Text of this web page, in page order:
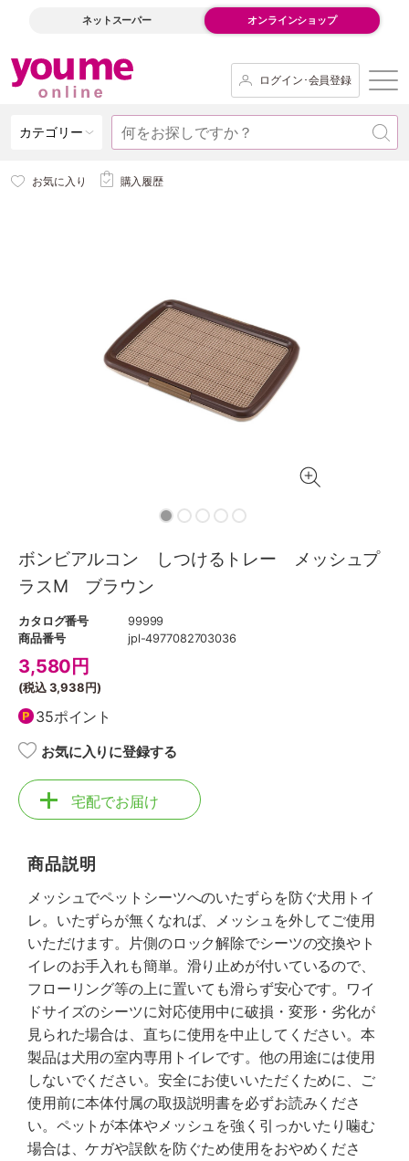
ネットスーパー オンラインショップ
ログイン･会員登録
カテゴリー
お気に入り 購入履歴
ボンビアルコン しつけるトレー メッシュプ
ラスM ブラウン
カタログ番号
99999
商品番号
jpl-4977082703036
3,580 円
(税込3,938円)
35ポイント
お気に入りに登録する
宅配でお届け
商品説明
メッシュでペットシーツへのいたずらを防ぐ犬用トイ
レ。いたずらが無くなれば、メッシュを外してご使用
いただけます。片側のロック解除でシーツの交換やト
イレのお手入れも簡単。滑り止めが付いているので、
フローリング等の上に置いても滑らず安心です。ワイ
ドサイズのシーツに対応使用中に破損・変形・劣化が
見られた場合は、直ちに使用を中止してください。本
製品は犬用の室内専用トイレです。他の用途には使用
しないでください。安全にお使いいただくために、ご
使用前に本体付属の取扱説明書を必ずお読みくださ
い。ペットが本体やメッシュを強く引っかいたり噛む
場合は、ケガや誤飲を防ぐため使用をおやめくださ